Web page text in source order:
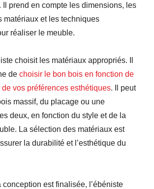
Il prend en compte les dimensions, les
matériaux et les techniques
réaliser le meuble.
choisit les matériaux appropriés. Il
de choisir le bon bois en fonction de
vos préférences esthétiques. Il peut
massif, du placage ou une
deux, en fonction du style et de la
La sélection des matériaux est
la durabilité et l’esthétique du
conception est finalisée, l’ébéniste